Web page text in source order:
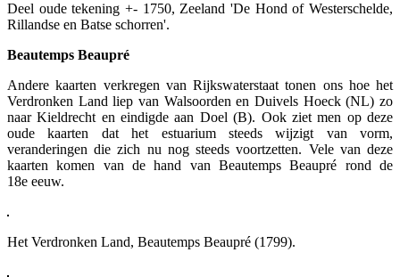
Deel oude tekening +- 1750, Zeeland 'De Hond of Westerschelde,
Rillandse en Batse schorren'.
Beautemps Beaupré
Andere kaarten verkregen van Rijkswaterstaat tonen ons hoe het
Verdronken Land liep van Walsoorden en Duivels Hoeck (NL) zo
naar Kieldrecht en eindigde aan Doel (B). Ook ziet men op deze
oude kaarten dat het estuarium steeds wijzigt van vorm,
veranderingen die zich nu nog steeds voortzetten. Vele van deze
kaarten komen van de hand van Beautemps Beaupré rond de
18e eeuw.
Het Verdronken Land, Beautemps Beaupré (1799).